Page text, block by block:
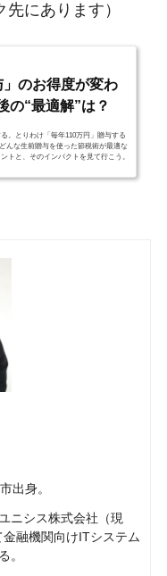
にあります）
」のお得度が変わ
の“最適解”は？
。とりわけ「毎年110万円」贈与する
んな生前贈与を使った節税術が最適な
トと、そのインパクトを見て行こう。
出身。
ニシス株式会社（現
融機関向けITシステム
。